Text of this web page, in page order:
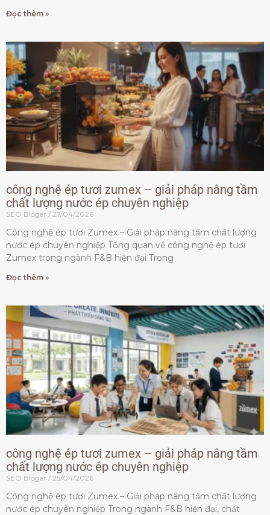
Đọc thêm »
công nghệ ép tươi zumex – giải pháp nâng tầm
chất lượng nước ép chuyên nghiệp
SEO Bloger 27/04/2026
Công nghệ ép tươi Zumex – Giải pháp nâng tầm chất lượng
nước ép chuyên nghiệp Tổng quan về công nghệ ép tươi
Zumex trong ngành F&B hiện đại Trong
Đọc thêm »
công nghệ ép tươi zumex – giải pháp nâng tầm
chất lượng nước ép chuyên nghiệp
SEO Bloger 25/04/2026
Công nghệ ép tươi Zumex – Giải pháp nâng tầm chất lượng
nước ép chuyên nghiệp Trong ngành F&B hiện đại, chất